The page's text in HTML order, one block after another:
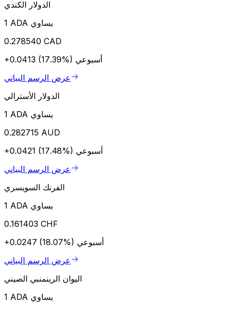
الدولار الكندي
1 ADA يساوي
0.278540 CAD
+0.0413 (17.39%) أسبوعي
عرض الرسم البياني
الدولار الأسترالي
1 ADA يساوي
0.282715 AUD
+0.0421 (17.48%) أسبوعي
عرض الرسم البياني
الفرنك السويسري
1 ADA يساوي
0.161403 CHF
+0.0247 (18.07%) أسبوعي
عرض الرسم البياني
اليوان الرينمنبي الصيني
1 ADA يساوي